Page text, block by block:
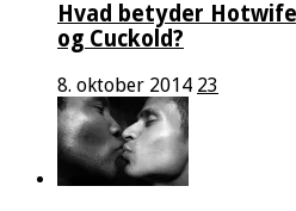
Hvad betyder
og Cuckold?
8. oktober 2014 23